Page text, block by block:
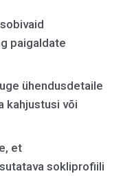
paigaldate
ühendusdetaile
kahjustusi või
et
sokliprofiili